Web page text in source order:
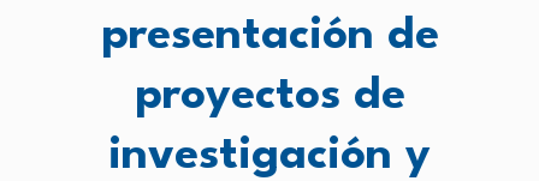
presentación de
proyectos de
investigación y